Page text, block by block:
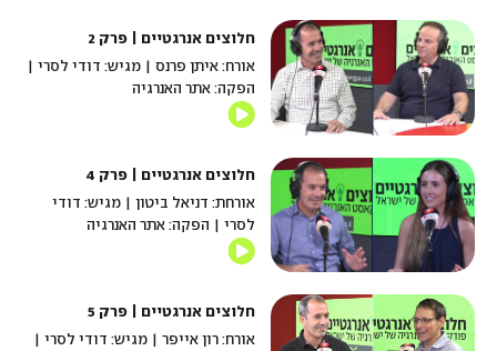
חלוצים אנרגטיים | פרק 2
אורח: איתן פרנס | מגיש: דודי לסרי |
הפקה: אתר האנרגיה
חלוצים אנרגטיים | פרק 4
אורחת: דניאל ביטון | מגיש: דודי
לסרי | הפקה: אתר האנרגיה
חלוצים אנרגטיים | פרק 5
אורח: רון אייפר | מגיש: דודי לסרי |